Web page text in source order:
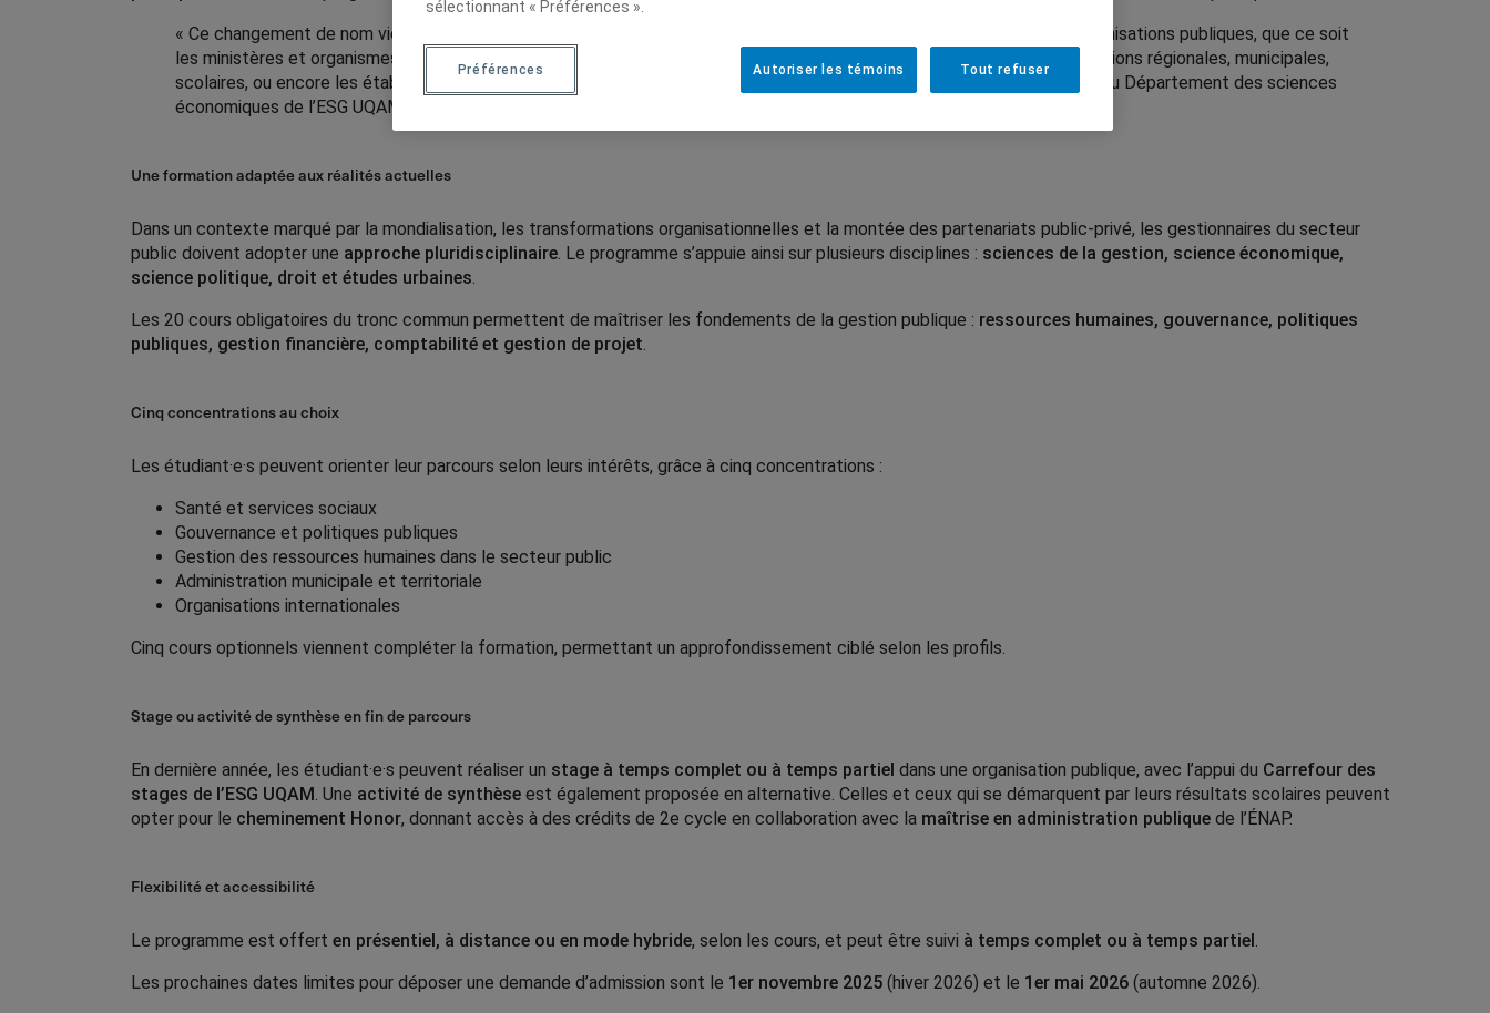
« Ce changement de nom vient renforcer le fait que nous formons des gestionnaires qui travaillent dans toutes les organisations publiques, que ce soit
les ministères et organismes gouvernementaux fédéraux et provinciaux, les organisations internationales, les administrations régionales, municipales,
scolaires, ou encore les établissements de santé et de services sociaux », explique
, professeure au Département des sciences
économiques de l’ESG UQAM.
Une formation adaptée aux réalités actuelles
Dans un contexte marqué par la mondialisation, les transformations organisationnelles et la montée des partenariats public-privé, les gestionnaires du secteur
public doivent adopter une approche pluridisciplinaire. Le programme s’appuie ainsi sur plusieurs disciplines : sciences de la gestion, science économique,
science politique, droit et études urbaines.
Les 20 cours obligatoires du tronc commun permettent de maîtriser les fondements de la gestion publique : ressources humaines, gouvernance, politiques
publiques, gestion financière, comptabilité et gestion de projet.
Cinq concentrations au choix
Les étudiant·e·s peuvent orienter leur parcours selon leurs intérêts, grâce à cinq concentrations :
Santé et services sociaux
Gouvernance et politiques publiques
Gestion des ressources humaines dans le secteur public
Administration municipale et territoriale
Organisations internationales
Cinq cours optionnels viennent compléter la formation, permettant un approfondissement ciblé selon les profils.
Stage ou activité de synthèse en fin de parcours
En dernière année, les étudiant·e·s peuvent réaliser un stage à temps complet ou à temps partiel dans une organisation publique, avec l’appui du Carrefour des
stages de l’ESG UQAM. Une activité de synthèse est également proposée en alternative. Celles et ceux qui se démarquent par leurs résultats scolaires peuvent
opter pour le cheminement Honor, donnant accès à des crédits de 2e cycle en collaboration avec la maîtrise en administration publique de l’ÉNAP.
Flexibilité et accessibilité
Le programme est offert en présentiel, à distance ou en mode hybride, selon les cours, et peut être suivi à temps complet ou à temps partiel.
Les prochaines dates limites pour déposer une demande d’admission sont le 1er novembre 2025 (hiver 2026) et le 1er mai 2026 (automne 2026).
sélectionnant « Préférences ».
Tout refuser
Autoriser les témoins
Préférences